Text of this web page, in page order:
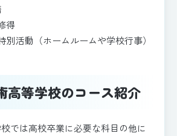
得
別活動（ホームルームや学校行事）
高等学校のコース紹介
では高校卒業に必要な科目の他に